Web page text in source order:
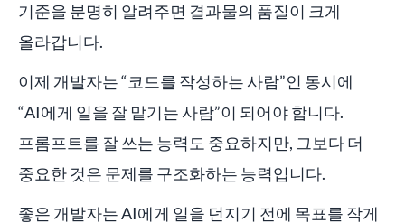
기준을 분명히 알려주면 결과물의 품질이 크게
올라갑니다.
이제 개발자는 “코드를 작성하는 사람”인 동시에
“AI에게 일을 잘 맡기는 사람”이 되어야 합니다.
프롬프트를 잘 쓰는 능력도 중요하지만, 그보다 더
중요한 것은 문제를 구조화하는 능력입니다.
좋은 개발자는 AI에게 일을 던지기 전에 목표를 작게